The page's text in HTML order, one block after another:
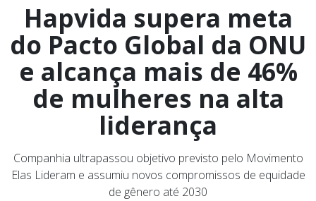
Hapvida supera meta
do Pacto Global da ONU
e alcança mais de 46%
de mulheres na alta
liderança
Companhia ultrapassou objetivo previsto pelo Movimento
Elas Lideram e assumiu novos compromissos de equidade
de gênero até 2030